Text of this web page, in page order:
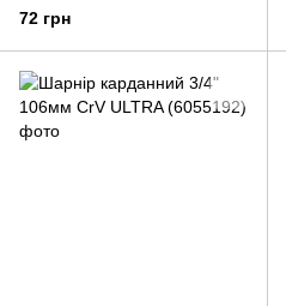
72 грн